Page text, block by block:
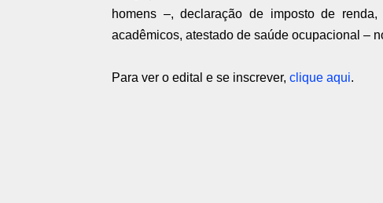
homens –, declaração de imposto de
acadêmicos, atestado de saúde ocupacional –
Para ver o edital e se inscrever, clique aqui.